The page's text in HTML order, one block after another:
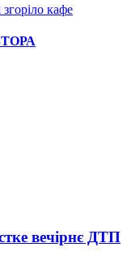
кафе
вечірнє ДТП